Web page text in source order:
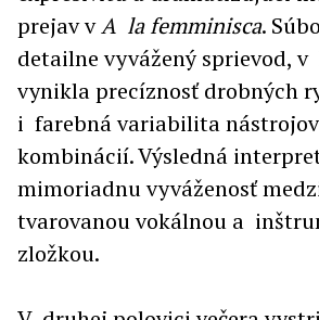
prejav vA la femminisca.
detailne vyvážený sprievod,
vynikla precíznosť drobných
i farebná variabilita
kombinácií. Výsledná
mimoriadnu vyváženosť
tvarovanou vokálnou a
zložkou.